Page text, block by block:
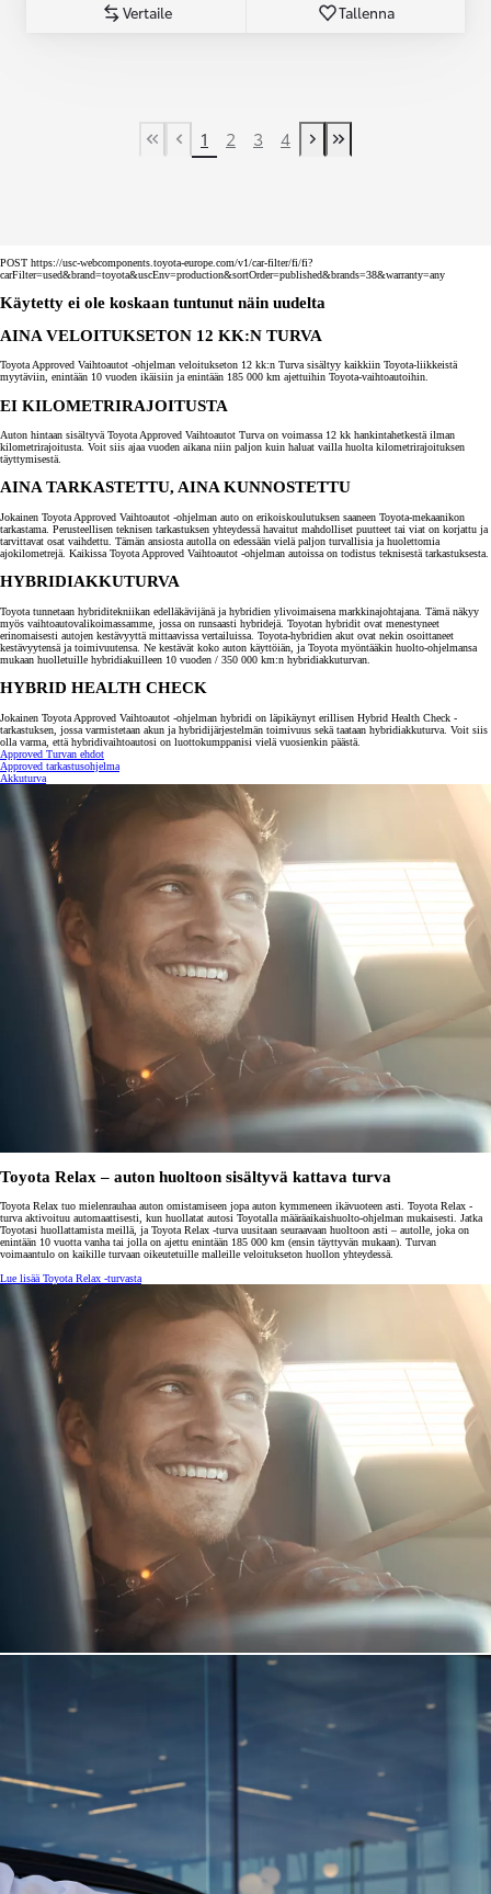
Vertaile Tallenna
First Page
Previous page
1 2 3 4
Next page
Last Page
POST https://usc-webcomponents.toyota-europe.com/v1/car-filter/fi/fi?
carFilter=used&brand=toyota&uscEnv=production&sortOrder=published&brands=38&warranty=any
Käytetty ei ole koskaan tuntunut näin uudelta
AINA VELOITUKSETON 12 KK:N TURVA
Toyota Approved Vaihtoautot -ohjelman veloitukseton 12 kk:n Turva sisältyy kaikkiin Toyota-liikkeistä
myytäviin, enintään 10 vuoden ikäisiin ja enintään 185 000 km ajettuihin Toyota-vaihtoautoihin.
EI KILOMETRIRAJOITUSTA
Auton hintaan sisältyvä Toyota Approved Vaihtoautot Turva on voimassa 12 kk hankintahetkestä ilman
kilometrirajoitusta. Voit siis ajaa vuoden aikana niin paljon kuin haluat vailla huolta kilometrirajoituksen
täyttymisestä.
AINA TARKASTETTU, AINA KUNNOSTETTU
Jokainen Toyota Approved Vaihtoautot -ohjelman auto on erikoiskoulutuksen saaneen Toyota-mekaanikon
tarkastama. Perusteellisen teknisen tarkastuksen yhteydessä havaitut mahdolliset puutteet tai viat on korjattu ja
tarvittavat osat vaihdettu. Tämän ansiosta autolla on edessään vielä paljon turvallisia ja huolettomia
ajokilometrejä. Kaikissa Toyota Approved Vaihtoautot -ohjelman autoissa on todistus teknisestä tarkastuksesta.
HYBRIDIAKKUTURVA
Toyota tunnetaan hybriditekniikan edelläkävijänä ja hybridien ylivoimaisena markkinajohtajana. Tämä näkyy
myös vaihtoautovalikoimassamme, jossa on runsaasti hybridejä. Toyotan hybridit ovat menestyneet
erinomaisesti autojen kestävyyttä mittaavissa vertailuissa. Toyota-hybridien akut ovat nekin osoittaneet
kestävyytensä ja toimivuutensa. Ne kestävät koko auton käyttöiän, ja Toyota myöntääkin huolto-ohjelmansa
mukaan huolletuille hybridiakuilleen 10 vuoden / 350 000 km:n hybridiakkuturvan.
HYBRID HEALTH CHECK
Jokainen Toyota Approved Vaihtoautot -ohjelman hybridi on läpikäynyt erillisen Hybrid Health Check -
tarkastuksen, jossa varmistetaan akun ja hybridijärjestelmän toimivuus sekä taataan hybridiakkuturva. Voit siis
olla varma, että hybridivaihtoautosi on luottokumppanisi vielä vuosienkin päästä.
Approved Turvan ehdot
Approved tarkastusohjelma
Akkuturva
Toyota Relax – auton huoltoon sisältyvä kattava turva
Toyota Relax tuo mielenrauhaa auton omistamiseen jopa auton kymmeneen ikävuoteen asti. Toyota Relax -
turva aktivoituu automaattisesti, kun huollatat autosi Toyotalla määräaikaishuolto-ohjelman mukaisesti. Jatka
Toyotasi huollattamista meillä, ja Toyota Relax -turva uusitaan seuraavaan huoltoon asti – autolle, joka on
enintään 10 vuotta vanha tai jolla on ajettu enintään 185 000 km (ensin täyttyvän mukaan). Turvan
voimaantulo on kaikille turvaan oikeutetuille malleille veloitukseton huollon yhteydessä.
Lue lisää Toyota Relax -turvasta